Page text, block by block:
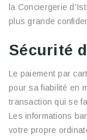
la Conciergerie
plus grande
Sécurité
Le paiement par
pour sa fiabilité en
transaction qui se
Les informations
votre propre